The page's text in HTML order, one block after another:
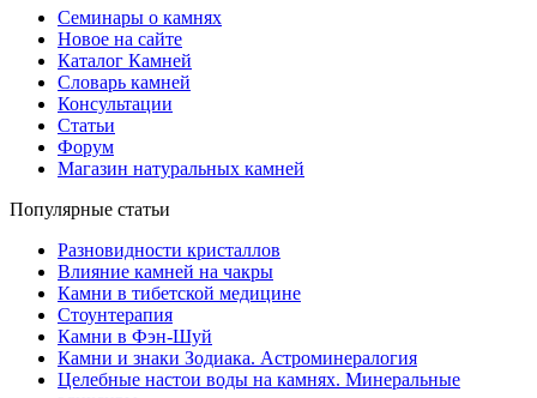
Семинары о камнях
Новое на сайте
Каталог Камней
Словарь камней
Консультации
Статьи
Форум
Магазин натуральных камней
Популярные статьи
Разновидности кристаллов
Влияние камней на чакры
Камни в тибетской медицине
Стоунтерапия
Камни в Фэн-Шуй
Камни и знаки Зодиака. Астроминералогия
Целебные настои воды на камнях. Минеральные